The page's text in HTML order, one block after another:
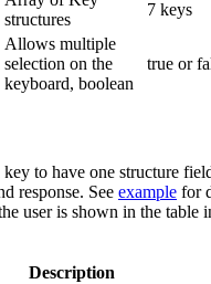
structures
7 keys
Allows multiple
selection on the
keyboard, boolean
true or
to have one structure
response. See example for
user is shown in the table
Description